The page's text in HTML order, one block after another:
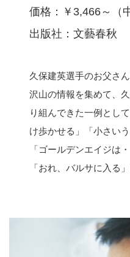
価格：￥3,466～（
出版社：文藝春秋
久保建英選手のお父さ
沢山の情報を集めて、
り組んできた一例とし
け歩かせる」「小さい
「ゴールデンエイジは
「おれ、バルサに入る